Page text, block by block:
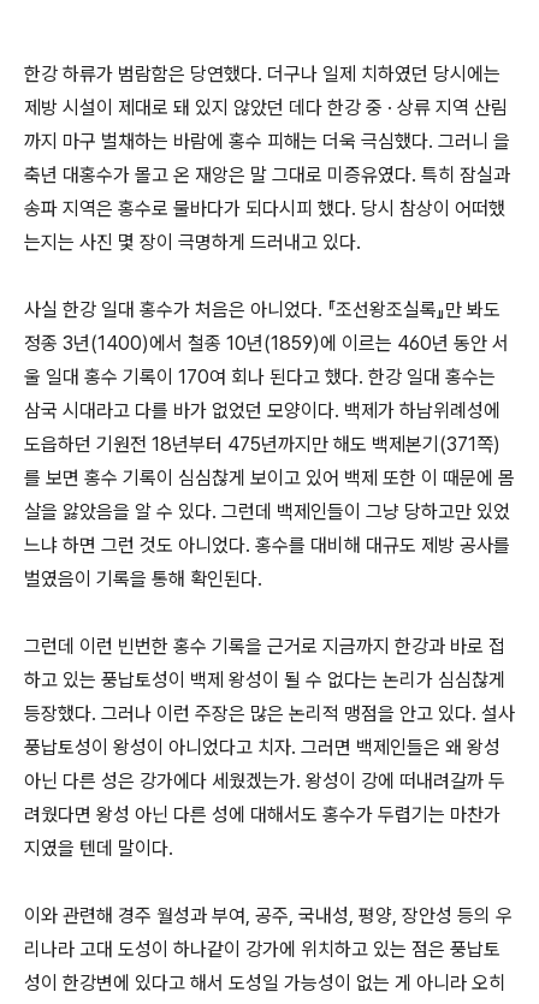
한강 하류가 범람함은 당연했다. 더구나 일제 치하였던 당시에는
제방 시설이 제대로 돼 있지 않았던 데다 한강 중 · 상류 지역 산림
까지 마구 벌채하는 바람에 홍수 피해는 더욱 극심했다. 그러니 을
축년 대홍수가 몰고 온 재앙은 말 그대로 미증유였다. 특히 잠실과
송파 지역은 홍수로 물바다가 되다시피 했다. 당시 참상이 어떠했
는지는 사진 몇 장이 극명하게 드러내고 있다.
사실 한강 일대 홍수가 처음은 아니었다. 『조선왕조실록』만 봐도
정종 3년(1400)에서 철종 10년(1859)에 이르는 460년 동안 서
울 일대 홍수 기록이 170여 회나 된다고 했다. 한강 일대 홍수는
삼국 시대라고 다를 바가 없었던 모양이다. 백제가 하남위례성에
도읍하던 기원전 18년부터 475년까지만 해도 백제본기(371쪽)
를 보면 홍수 기록이 심심찮게 보이고 있어 백제 또한 이 때문에 몸
살을 앓았음을 알 수 있다. 그런데 백제인들이 그냥 당하고만 있었
느냐 하면 그런 것도 아니었다. 홍수를 대비해 대규도 제방 공사를
벌였음이 기록을 통해 확인된다.
그런데 이런 빈번한 홍수 기록을 근거로 지금까지 한강과 바로 접
하고 있는 풍납토성이 백제 왕성이 될 수 없다는 논리가 심심찮게
등장했다. 그러나 이런 주장은 많은 논리적 맹점을 안고 있다. 설사
풍납토성이 왕성이 아니었다고 치자. 그러면 백제인들은 왜 왕성
아닌 다른 성은 강가에다 세웠겠는가. 왕성이 강에 떠내려갈까 두
려웠다면 왕성 아닌 다른 성에 대해서도 홍수가 두렵기는 마찬가
지였을 텐데 말이다.
이와 관련해 경주 월성과 부여, 공주, 국내성, 평양, 장안성 등의 우
리나라 고대 도성이 하나같이 강가에 위치하고 있는 점은 풍납토
성이 한강변에 있다고 해서 도성일 가능성이 없는 게 아니라 오히